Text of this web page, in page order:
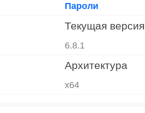
Пароли
Текущая версия
6.8.1
Архитектура
x64